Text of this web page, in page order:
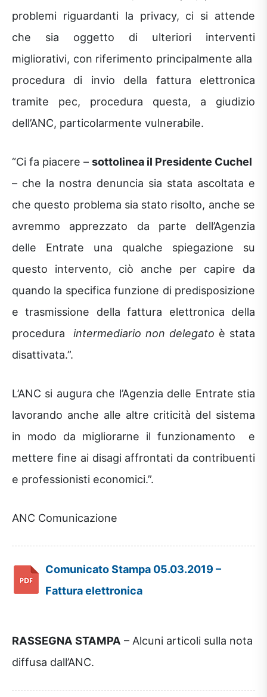
problemi riguardanti la privacy, ci si attende
che sia oggetto di ulteriori interventi
migliorativi, con riferimento principalmente alla
procedura di invio della fattura elettronica
tramite pec, procedura questa, a giudizio
dell’ANC, particolarmente vulnerabile.
“Ci fa piacere – sottolinea il Presidente Cuchel
– che la nostra denuncia sia stata ascoltata e
che questo problema sia stato risolto, anche se
avremmo apprezzato da parte dell’Agenzia
delle Entrate una qualche spiegazione su
questo intervento, ciò anche per capire da
quando la specifica funzione di predisposizione
e trasmissione della fattura elettronica della
procedura intermediario non delegato è stata
disattivata.”.
L’ANC si augura che l’Agenzia delle Entrate stia
lavorando anche alle altre criticità del sistema
in modo da migliorarne il funzionamento e
mettere fine ai disagi affrontati da contribuenti
e professionisti economici.”.
ANC Comunicazione
Comunicato Stampa 05.03.2019 –
Fattura elettronica
RASSEGNA STAMPA – Alcuni articoli sulla nota
diffusa dall’ANC.